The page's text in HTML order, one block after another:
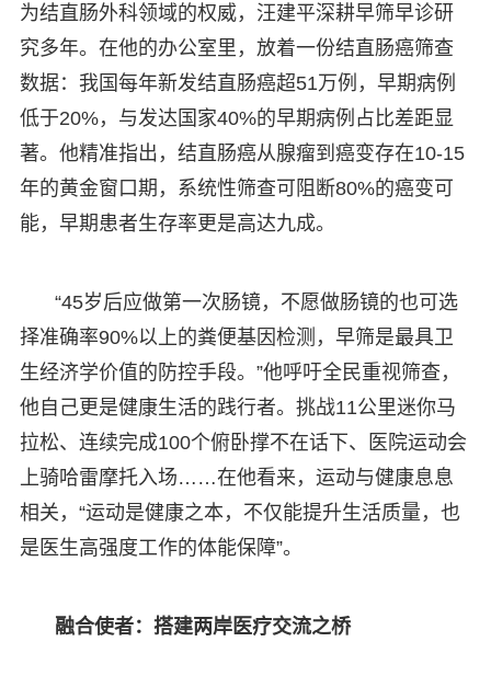
为结直肠外科领域的权威，汪建平深耕早筛早诊研
究多年。在他的办公室里，放着一份结直肠癌筛查
数据：我国每年新发结直肠癌超51万例，早期病例
低于20%，与发达国家40%的早期病例占比差距显
著。他精准指出，结直肠癌从腺瘤到癌变存在10-15
年的黄金窗口期，系统性筛查可阻断80%的癌变可
能，早期患者生存率更是高达九成。
“45岁后应做第一次肠镜，不愿做肠镜的也可选
择准确率90%以上的粪便基因检测，早筛是最具卫
生经济学价值的防控手段。”他呼吁全民重视筛查，
他自己更是健康生活的践行者。挑战11公里迷你马
拉松、连续完成100个俯卧撑不在话下、医院运动会
上骑哈雷摩托入场……在他看来，运动与健康息息
相关，“运动是健康之本，不仅能提升生活质量，也
是医生高强度工作的体能保障”。
融合使者：搭建两岸医疗交流之桥